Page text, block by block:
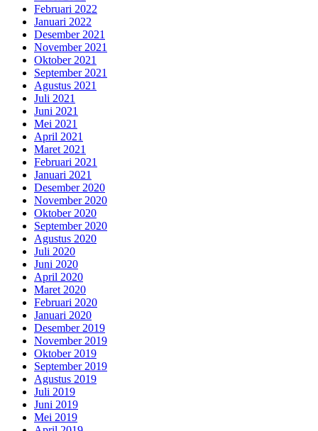
Februari 2022
Januari 2022
Desember 2021
November 2021
Oktober 2021
September 2021
Agustus 2021
Juli 2021
Juni 2021
Mei 2021
April 2021
Maret 2021
Februari 2021
Januari 2021
Desember 2020
November 2020
Oktober 2020
September 2020
Agustus 2020
Juli 2020
Juni 2020
April 2020
Maret 2020
Februari 2020
Januari 2020
Desember 2019
November 2019
Oktober 2019
September 2019
Agustus 2019
Juli 2019
Juni 2019
Mei 2019